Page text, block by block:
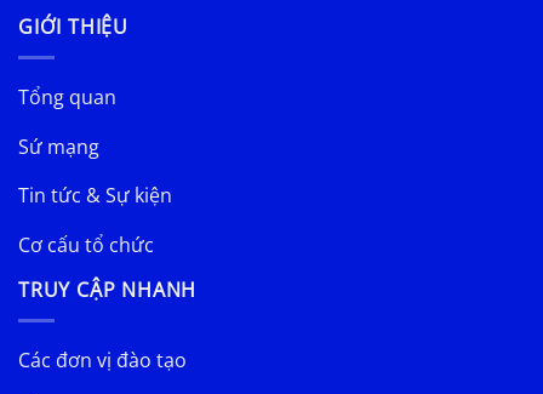
GIỚI THIỆU
Tổng quan
Sứ mạng
Tin tức & Sự kiện
Cơ cấu tổ chức
TRUY CẬP NHANH
Các đơn vị đào tạo